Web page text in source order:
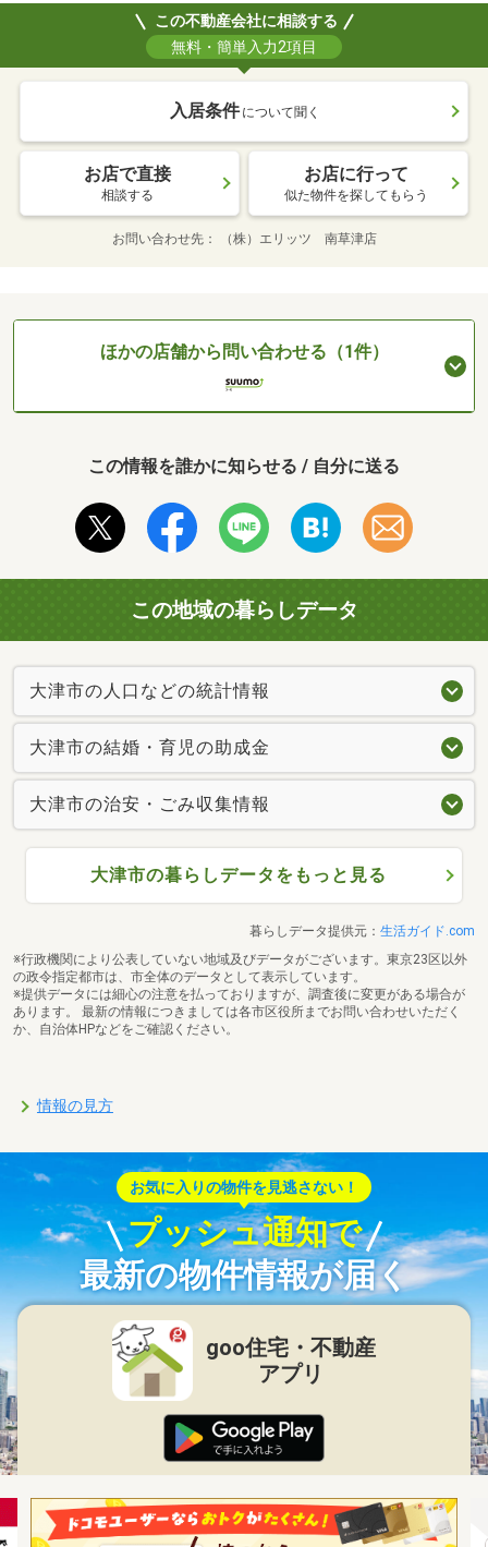
この不動産会社に相談する
無料・簡単入力2項目
入居条件 について聞く
お店で直接
相談する
お店に行って
似た物件を探してもらう
お問い合わせ先 （株）エリッツ 南草津店
ほかの店舗から問い合わせる（1件）
この情報を誰かに知らせる / 自分に送る
この地域の暮らしデータ
大津市の人口などの統計情報
大津市の結婚・育児の助成金
大津市の治安・ごみ収集情報
大津市の暮らしデータをもっと見る
暮らしデータ提供元： 生活ガイド.com
※行政機関により公表していない地域及びデータがございます。東京23区以外
の政令指定都市は、市全体のデータとして表示しています。
※提供データには細心の注意を払っておりますが、調査後に変更がある場合が
あります。 最新の情報につきましては各市区役所までお問い合わせいただく
か、自治体HPなどをご確認ください。
情報の見方
お気に入りの物件を見逃さない！
プッシュ通知で
最新の物件情報が届く
goo住宅・不動産
アプリ